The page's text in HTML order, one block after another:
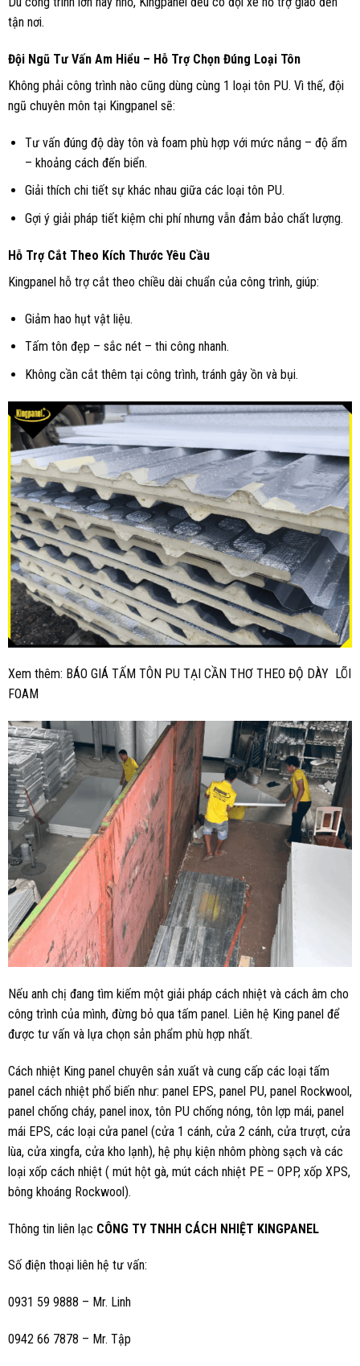
tận nơi.
Đội Ngũ Tư Vấn Am Hiểu – Hỗ Trợ Chọn Đúng Loại Tôn
Không phải công trình nào cũng dùng cùng 1 loại tôn PU. Vì thế, đội
ngũ chuyên môn tại Kingpanel sẽ:
Tư vấn đúng độ dày tôn và foam phù hợp với mức nắng – độ ẩm
– khoảng cách đến biển.
Giải thích chi tiết sự khác nhau giữa các loại tôn PU.
Gợi ý giải pháp tiết kiệm chi phí nhưng vẫn đảm bảo chất lượng.
Hỗ Trợ Cắt Theo Kích Thước Yêu Cầu
Kingpanel hỗ trợ cắt theo chiều dài chuẩn của công trình, giúp:
Giảm hao hụt vật liệu.
Tấm tôn đẹp – sắc nét – thi công nhanh.
Không cần cắt thêm tại công trình, tránh gây ồn và bụi.
Xem thêm: BÁO GIÁ TẤM TÔN PU TẠI CẦN THƠ THEO ĐỘ DÀY LÕI
FOAM
Nếu anh chị đang tìm kiếm một giải pháp cách nhiệt và cách âm cho
công trình của mình, đừng bỏ qua tấm panel. Liên hệ King panel để
được tư vấn và lựa chọn sản phẩm phù hợp nhất.
Cách nhiệt King panel chuyên sản xuất và cung cấp các loại tấm
panel cách nhiệt phổ biến như: panel EPS, panel PU, panel Rockwool,
panel chống cháy, panel inox, tôn PU chống nóng, tôn lợp mái, panel
mái EPS, các loại cửa panel (cửa 1 cánh, cửa 2 cánh, cửa trượt, cửa
lùa, cửa xingfa, cửa kho lạnh), hệ phụ kiện nhôm phòng sạch và các
loại xốp cách nhiệt ( mút hột gà, mút cách nhiệt PE – OPP, xốp XPS,
bông khoáng Rockwool).
Thông tin liên lạc CÔNG TY TNHH CÁCH NHIỆT KINGPANEL
Số điện thoại liên hệ tư vấn:
0931 59 9888 – Mr. Linh
0942 66 7878 – Mr. Tập